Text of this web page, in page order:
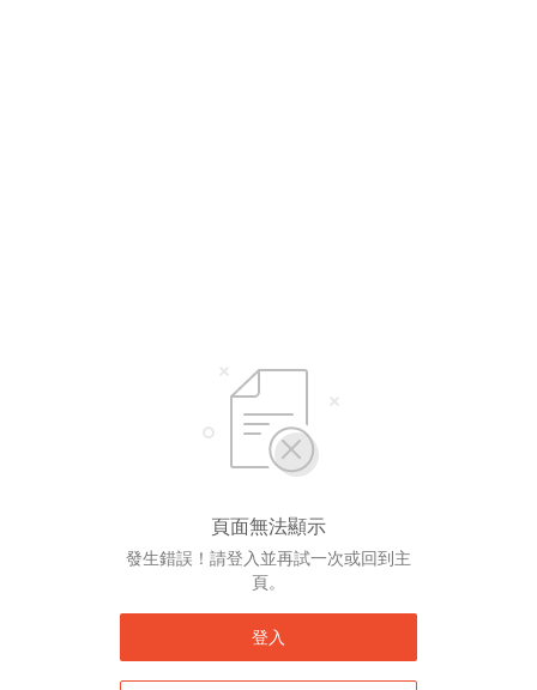
頁面無法顯示
發生錯誤！請登入並再試一次或回到主
頁。
登入